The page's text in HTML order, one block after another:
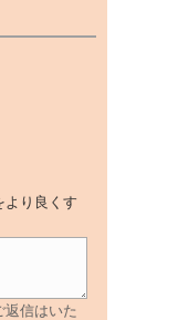
より良くす
返信はいた